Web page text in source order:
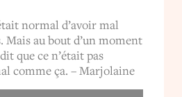
normal d’avoir mal
Mais au bout d’un moment
que ce n’était pas
comme ça. – Marjolaine